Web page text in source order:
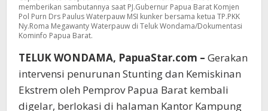
memberikan sambutannya saat PJ.Gubernur Papua Barat Komjen
Pol Purn Drs Paulus Waterpauw MSI kunker bersama ketua TP.PKK
Ny.Roma Megawanty Waterpauw di Teluk Wondama/Dokumentasi
Kominfo Papua Barat.
TELUK WONDAMA, PapuaStar.com – Gerakan
intervensi penurunan Stunting dan Kemiskinan
Ekstrem oleh Pemprov Papua Barat kembali
digelar, berlokasi di halaman Kantor Kampung